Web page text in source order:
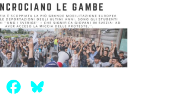
Mastodon
Facebook